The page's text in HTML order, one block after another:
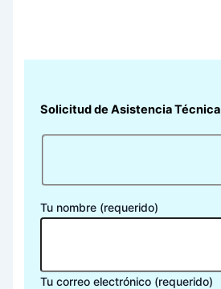
Solicitud de Asistencia Técnica
Tu nombre (requerido)
Tu correo electrónico (requerido)